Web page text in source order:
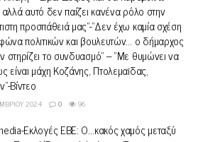
αυτό δεν παίζει κανένα ρόλο στην
προσπάθειά μας”-“Δεν έχω καμία σχέση
πολιτικών και βουλευτών… ο δήμαρχος
στηρίζει το συνδυασμό” – “Με θυμώνει να
είναι μάχη Κοζάνης, Πτολεμαϊδας,
Βίντεο
2024 0 96
Εκλογές ΕΒΕ: Ο…κακός χαμός μεταξύ